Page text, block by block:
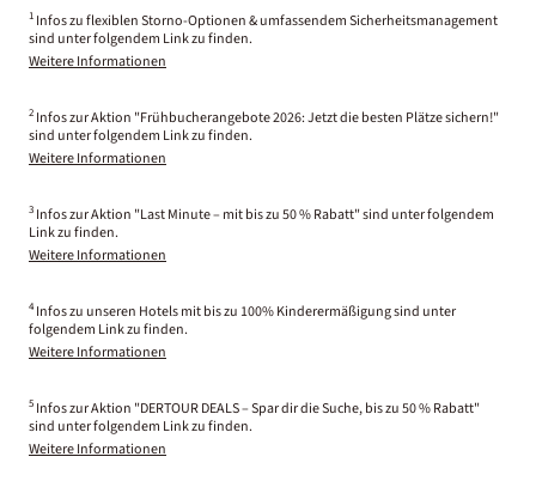
1 Infos zu flexiblen Storno-Optionen & umfassendem Sicherheitsmanagement
sind unter folgendem Link zu finden.
Weitere Informationen
2 Infos zur Aktion "Frühbucherangebote 2026: Jetzt die besten Plätze sichern!"
sind unter folgendem Link zu finden.
Weitere Informationen
3 Infos zur Aktion "Last Minute – mit bis zu 50 % Rabatt" sind unter folgendem
Link zu finden.
Weitere Informationen
4 Infos zu unseren Hotels mit bis zu 100% Kinderermäßigung sind unter
folgendem Link zu finden.
Weitere Informationen
5 Infos zur Aktion "DERTOUR DEALS – Spar dir die Suche, bis zu 50 % Rabatt"
sind unter folgendem Link zu finden.
Weitere Informationen